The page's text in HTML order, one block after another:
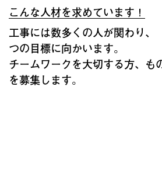
こんな人材を求めています！
工事には数多くの人が関わり、
つの目標に向かいます。
チームワークを大切する方、も
を募集します。